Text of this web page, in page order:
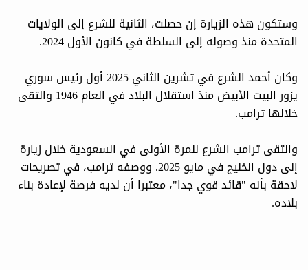
وستكون هذه الزيارة إن حصلت، الثانية للشرع إلى الولايات
المتحدة منذ وصوله إلى السلطة في كانون الأول 2024.
وكان أحمد الشرع في تشرين الثاني 2025 أول رئيس سوري
يزور البيت الأبيض منذ استقلال البلاد في العام 1946 والتقى
خلالها ترامب.
والتقى ترامب الشرع للمرة الأولى في السعودية خلال زيارة
إلى دول الخليج في مايو 2025. ووصفه ترامب، في تصريحات
لاحقة بأنه "قائد قوي جدا"، معتبرا أن لديه فرصة لإعادة بناء
بلاده.